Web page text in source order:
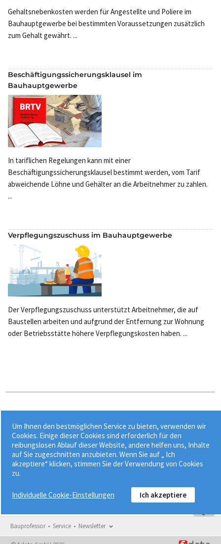
Gehaltsnebenkosten werden für Angestellte und Poliere im
Bauhauptgewerbe bei bestimmten Voraussetzungen zusätzlich
zum Gehalt gewährt. ...
Beschäftigungssicherungsklausel im
Bauhauptgewerbe
In tariflichen Regelungen kann mit einer
Beschäftigungssicherungsklausel bestimmt werden, vom Tarif
abweichende Löhne und Gehälter an die Arbeitnehmer zu zahlen.
...
Verpflegungszuschuss im Bauhauptgewerbe
Der Verpflegungszuschuss unterstützt Arbeitnehmer, die auf
Baustellen arbeiten und aufgrund der Entfernung zur Wohnung
oder Betriebsstätte höhere Verpflegungskosten haben. ...
Stichworte:
Bauhauptgewerbe•Baustelle•BRTV•EKT•
gewerblicher Arbeitnehmer
Bauprofessor Service Newsletter
Um Ihnen den bestmöglichen Service zu bieten, verwenden wir
Cookies. Einige dieser Cookies sind erforderlich für den
reibungslosen Ablauf dieser Website, andere helfen uns, Inhalte
auf Sie zugeschnitten anzubieten. Wenn Sie auf „ Ich
akzeptiere“ klicken, stimmen Sie der Verwendung von Cookies
zu.
Individuelle Cookie-Einstellungen Ich akzeptiere